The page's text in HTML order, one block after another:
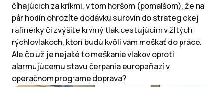
číhajúcich za kríkmi, v tom horšom (pomalšom), že na
pár hodín ohrozíte dodávku surovín do strategickej
rafinérky či zvýšite krvmý tlak cestujúcim v žltých
rýchlovlakoch, ktorí budú kvôli vám meškať do práce.
Ale čo už je nejaké to meškanie vlakov oproti
alarmujúcemu stavu čerpania europeňazí v
operačnom programe doprava?